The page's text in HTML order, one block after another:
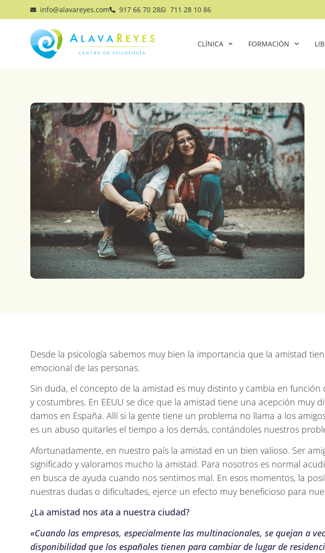
info@alavareyes.com 917 66 70 28 711 28 10 86
CLÍNICA FORMACIÓN
Desde la psicología sabemos muy bien la importancia que la amistad
emocional de las personas.
Sin duda, el concepto de la amistad es muy distinto y cambia en función
y costumbres. En EEUU se dice que la amistad tiene una acepción muy
damos en España. Allí si la gente tiene un problema no llama a los
es un abuso quitarles el tiempo a los demás, contándoles nuestros
Afortunadamente, en nuestro país la amistad en un bien valioso. Ser
significado y valoramos mucho la amistad. Para nosotros es normal
en busca de ayuda cuando nos sentimos mal. En esos momentos, la
nuestras dudas o dificultades, ejerce un efecto muy beneficioso para
¿La amistad nos ata a nuestra ciudad?
«Cuando las empresas, especialmente las multinacionales, se quejan a
disponibilidad que los españoles tienen para cambiar de lugar de